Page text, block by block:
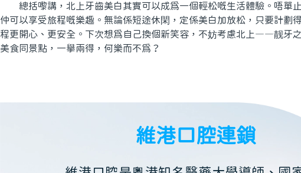
總括嚟講，北上牙齒美白其實可以成爲一個輕松嘅生活體驗。唔單止
仲可以享受旅程嘅樂趣。無論係短途休閑，定係美白加放松，只要計劃
程更開心、更安全。下次想爲自己換個新笑容，不妨考慮北上——靓牙
美食同景點，一舉兩得，何樂而不爲？
維港口腔連鎖